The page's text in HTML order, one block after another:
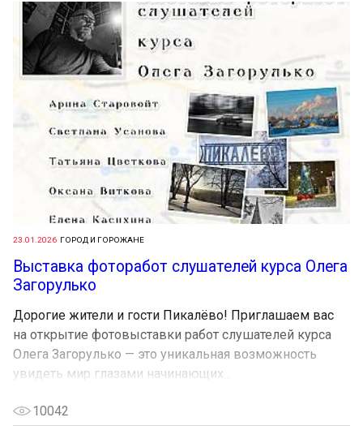
23.01.2026 ГОРОД И ГОРОЖАНЕ
Выставка фоторабот слушателей курса Олега
Загорулько
Дорогие жители и гости Пикалёво! Приглашаем вас
на открытие фотовыставки работ слушателей курса
Олега Загорулько — это уникальная возможность
увидеть мир глазами начинающих...
10042